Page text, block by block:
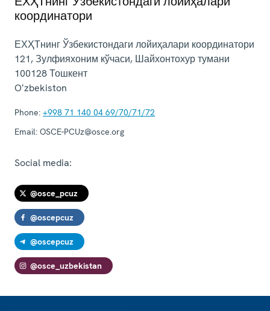
координатори
ЕХҲТнинг Ўзбекистондаги лойиҳалари координатори
121, Зулфияхоним кўчаси, Шайхонтохур тумани
100128Тошкент
Oʻzbekiston
Phone: +998 71 140 04 69/70/71/72
Email: OSCE-PCUz@osce.org
Social media:
@osce_pcuz
@oscepcuz
@oscepcuz
@osce_uzbekistan